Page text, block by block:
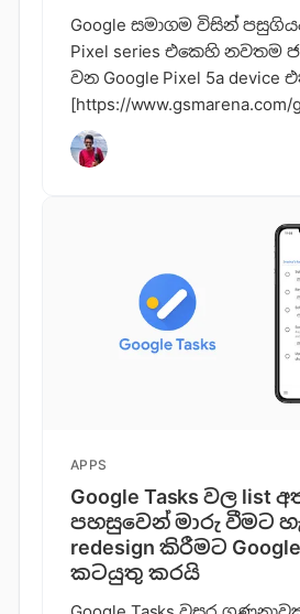
Google සමාගම විසින්
Pixel series එකෙහි නවතම
වන Google Pixel 5a device
[https://www.gsmarena.com/
APPS
Google Tasks වල list
පහසුවෙන් මාරු වීමට
redesign කිරීමට
කටයුතු කරයි